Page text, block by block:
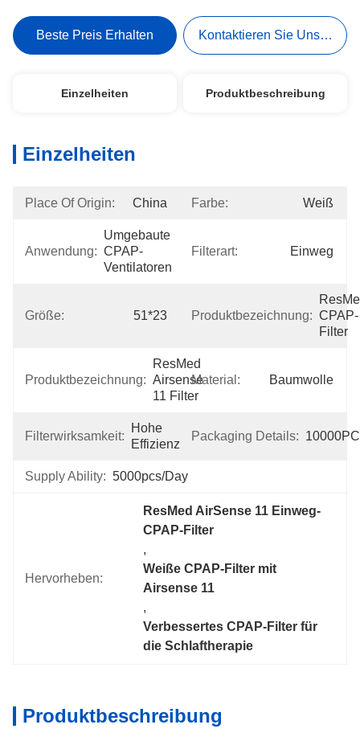
Beste Preis Erhalten Kontaktieren Sie Uns Jetzt
Einzelheiten Produktbeschreibung
Einzelheiten
Place Of Origin: China Farbe: Weiß
Anwendung:
Umgebaute
CPAP-
Ventilatoren
Filterart: Einweg
Größe: 51*23 Produktbezeichnung: CPAP-
Filter
Produktbezeichnung:
ResMed
Airsense
11 Filter
Material: Baumwolle
Filterwirksamkeit:
Hohe
Effizienz
Packaging Details:
Supply Ability: 5000pcs/day
Hervorheben:
ResMed AirSense 11 Einweg-
CPAP-Filter
,
Weiße CPAP-Filter mit
Airsense 11
,
Verbessertes CPAP-Filter für
die Schlaftherapie
Produktbeschreibung